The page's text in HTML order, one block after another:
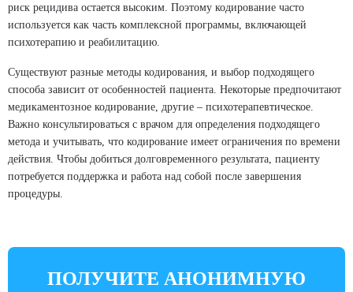
риск рецидива остается высоким. Поэтому кодирование часто
используется как часть комплексной программы, включающей
психотерапию и реабилитацию.
Существуют разные методы кодирования, и выбор подходящего
способа зависит от особенностей пациента. Некоторые предпочитают
медикаментозное кодирование, другие – психотерапевтическое.
Важно консультироваться с врачом для определения подходящего
метода и учитывать, что кодирование имеет ограничения по времени
действия. Чтобы добиться долговременного результата, пациенту
потребуется поддержка и работа над собой после завершения
процедуры.
ПОЛУЧИТЕ АНОНИМНУЮ